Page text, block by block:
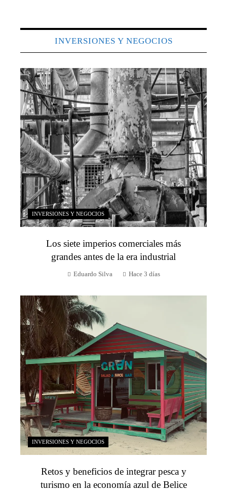
INVERSIONES Y NEGOCIOS
INVERSIONES Y NEGOCIOS
Los siete imperios comerciales más
grandes antes de la era industrial
Eduardo Silva Hace 3 días
INVERSIONES Y NEGOCIOS
Retos y beneficios de integrar pesca y
turismo en la economía azul de Belice